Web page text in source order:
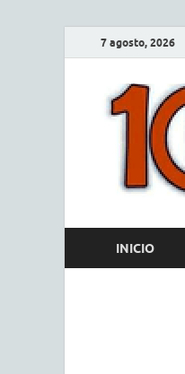
7 agosto, 2026
INICIO